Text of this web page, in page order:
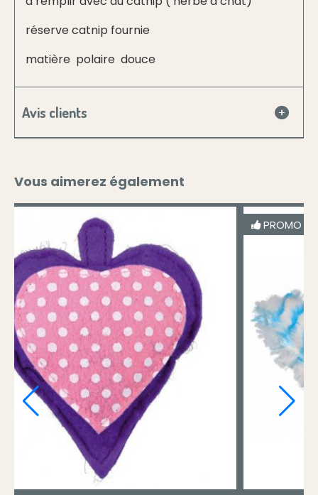
réserve catnip fournie
matière polaire douce
Avis clients
Vous aimerez également